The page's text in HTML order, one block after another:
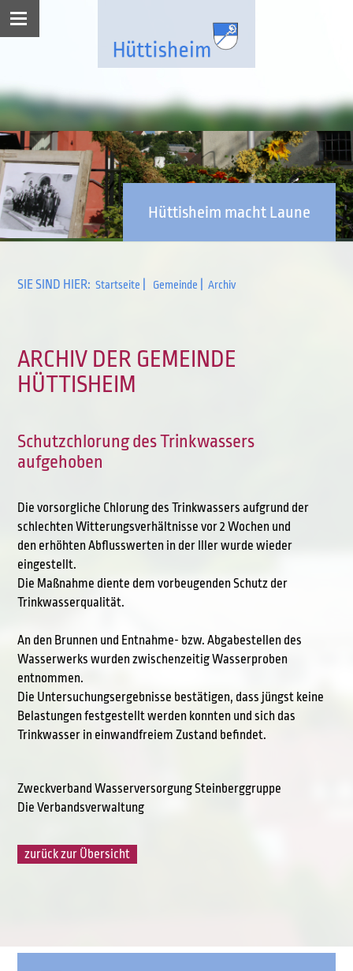
Hüttisheim macht Laune
SIE SIND HIER: Startseite Gemeinde Archiv
ARCHIV DER GEMEINDE
HÜTTISHEIM
Schutzchlorung des Trinkwassers
aufgehoben
Die vorsorgliche Chlorung des Trinkwassers aufgrund der
schlechten Witterungsverhältnisse vor 2 Wochen und
den erhöhten Abflusswerten in der Iller wurde wieder
eingestellt.
Die Maßnahme diente dem vorbeugenden Schutz der
Trinkwasserqualität.
An den Brunnen und Entnahme- bzw. Abgabestellen des
Wasserwerks wurden zwischenzeitig Wasserproben
entnommen.
Die Untersuchungsergebnisse bestätigen, dass jüngst keine
Belastungen festgestellt werden konnten und sich das
Trinkwasser in einwandfreiem Zustand befindet.
Zweckverband Wasserversorgung Steinberggruppe
Die Verbandsverwaltung
zurück zur Übersicht